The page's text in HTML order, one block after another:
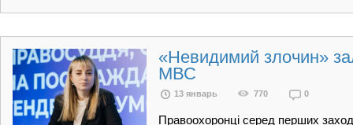
«Невидимий злочин»
МВС
13 январь 770 0
Правоохоронці серед перших